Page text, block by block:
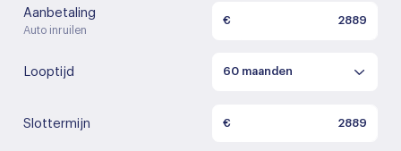
Aanbetaling
Auto inruilen
€
Looptijd
Slottermijn €